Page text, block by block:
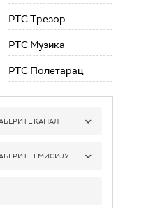
РТС Трезор
РТС Музика
РТС Полетарац
КАНАЛ
РТС 1 ЕМИСИЈУ